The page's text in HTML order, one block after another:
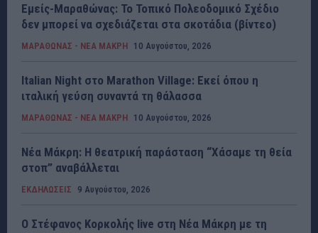
Εμείς-Μαραθώνας: Το Τοπικό Πολεοδομικό Σχέδιο
δεν μπορεί να σχεδιάζεται στα σκοτάδια (βίντεο)
ΜΑΡΑΘΩΝΑΣ - ΝΕΑ ΜΑΚΡΗ 10 Αυγούστου, 2026
Italian Night στο Marathon Village: Εκεί όπου η
ιταλική γεύση συναντά τη θάλασσα
ΜΑΡΑΘΩΝΑΣ - ΝΕΑ ΜΑΚΡΗ 10 Αυγούστου, 2026
Νέα Μάκρη: Η θεατρική παράσταση “Χάσαμε τη θεία
στοπ” αναβάλλεται
ΕΚΔΗΛΩΣΕΙΣ 9 Αυγούστου, 2026
Ο Στέφανος Κορκολής live στη Νέα Μάκρη με τη